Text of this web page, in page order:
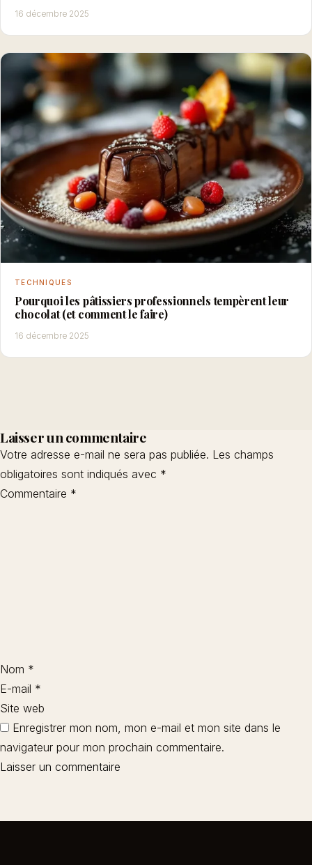
16 décembre 2025
TECHNIQUES
Pourquoi les pâtissiers professionnels tempèrent leur
chocolat (et comment le faire)
16 décembre 2025
Laisser un commentaire
Votre adresse e-mail ne sera pas publiée. Les champs
obligatoires sont indiqués avec *
Commentaire *
Nom *
E-mail *
Site web
Enregistrer mon nom, mon e-mail et mon site dans le
navigateur pour mon prochain commentaire.